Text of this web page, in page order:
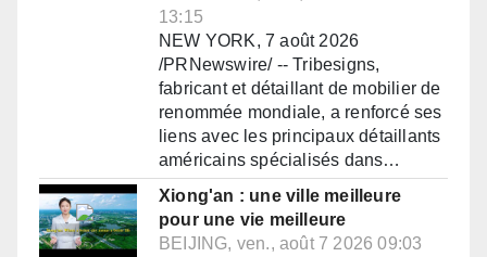
13:15
NEW YORK, 7 août 2026
/PRNewswire/ -- Tribesigns,
fabricant et détaillant de mobilier de
renommée mondiale, a renforcé ses
liens avec les principaux détaillants
américains spécialisés dans…
Xiong'an : une ville meilleure
pour une vie meilleure
BEIJING, ven., août 7 2026 09:03